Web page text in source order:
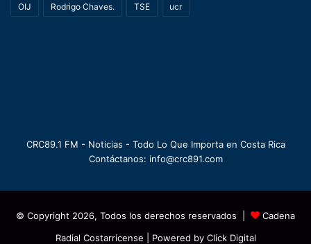
OIJ Rodrigo Chaves. TSE ucr
CRC89.1 FM - Noticias - Todo Lo Que Importa en Costa Rica
Contáctanos: info@crc891.com
© Copyright 2026, Todos los derechos reservados |
Cadena
Radial Costarricense | Powered by Click Digital